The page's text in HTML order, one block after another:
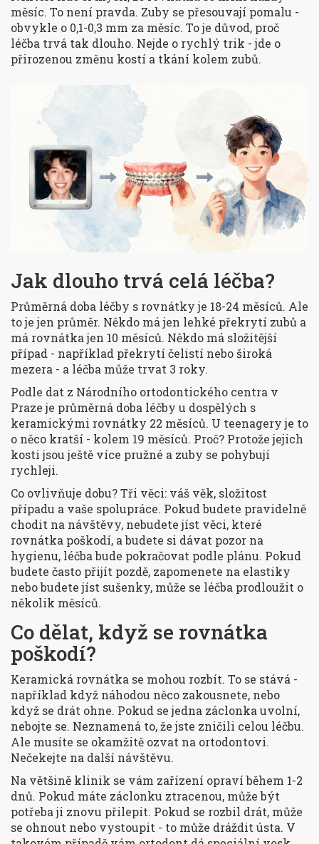
měsíc. To není pravda. Zuby se přesouvají pomalu -
obvykle o 0,1-0,3 mm za měsíc. To je důvod, proč
léčba trvá tak dlouho. Nejde o rychlý trik - jde o
přirozenou změnu kostí a tkání kolem zubů.
Jak dlouho trvá celá léčba?
Průměrná doba léčby s rovnátky je 18-24 měsíců. Ale
to je jen průměr. Někdo má jen lehké překrytí zubů a
má rovnátka jen 10 měsíců. Někdo má složitější
případ - například překrytí čelistí nebo široká
mezera - a léčba může trvat 3 roky.
Podle dat z Národního ortodontického centra v
Praze je průměrná doba léčby u dospělých s
keramickými rovnátky 22 měsíců. U teenagery je to
o něco kratší - kolem 19 měsíců. Proč? Protože jejich
kosti jsou ještě více pružné a zuby se pohybují
rychleji.
Co ovlivňuje dobu? Tři věci: váš věk, složitost
případu a vaše spolupráce. Pokud budete pravidelně
chodit na návštěvy, nebudete jíst věci, které
rovnátka poškodí, a budete si dávat pozor na
hygienu, léčba bude pokračovat podle plánu. Pokud
budete často přijít pozdě, zapomenete na elastiky
nebo budete jíst sušenky, může se léčba prodloužit o
několik měsíců.
Co dělat, když se rovnátka
poškodí?
Keramická rovnátka se mohou rozbít. To se stává -
například když náhodou něco zakousnete, nebo
když se drát ohne. Pokud se jedna záclonka uvolní,
nebojte se. Neznamená to, že jste zničili celou léčbu.
Ale musíte se okamžitě ozvat na ortodontovi.
Nečekejte na další návštěvu.
Na většině klinik se vám zařízení opraví během 1-2
dnů. Pokud máte záclonku ztracenou, může být
potřeba ji znovu přilepit. Pokud se rozbil drát, může
se ohnout nebo vystoupit - to může dráždit ústa. V